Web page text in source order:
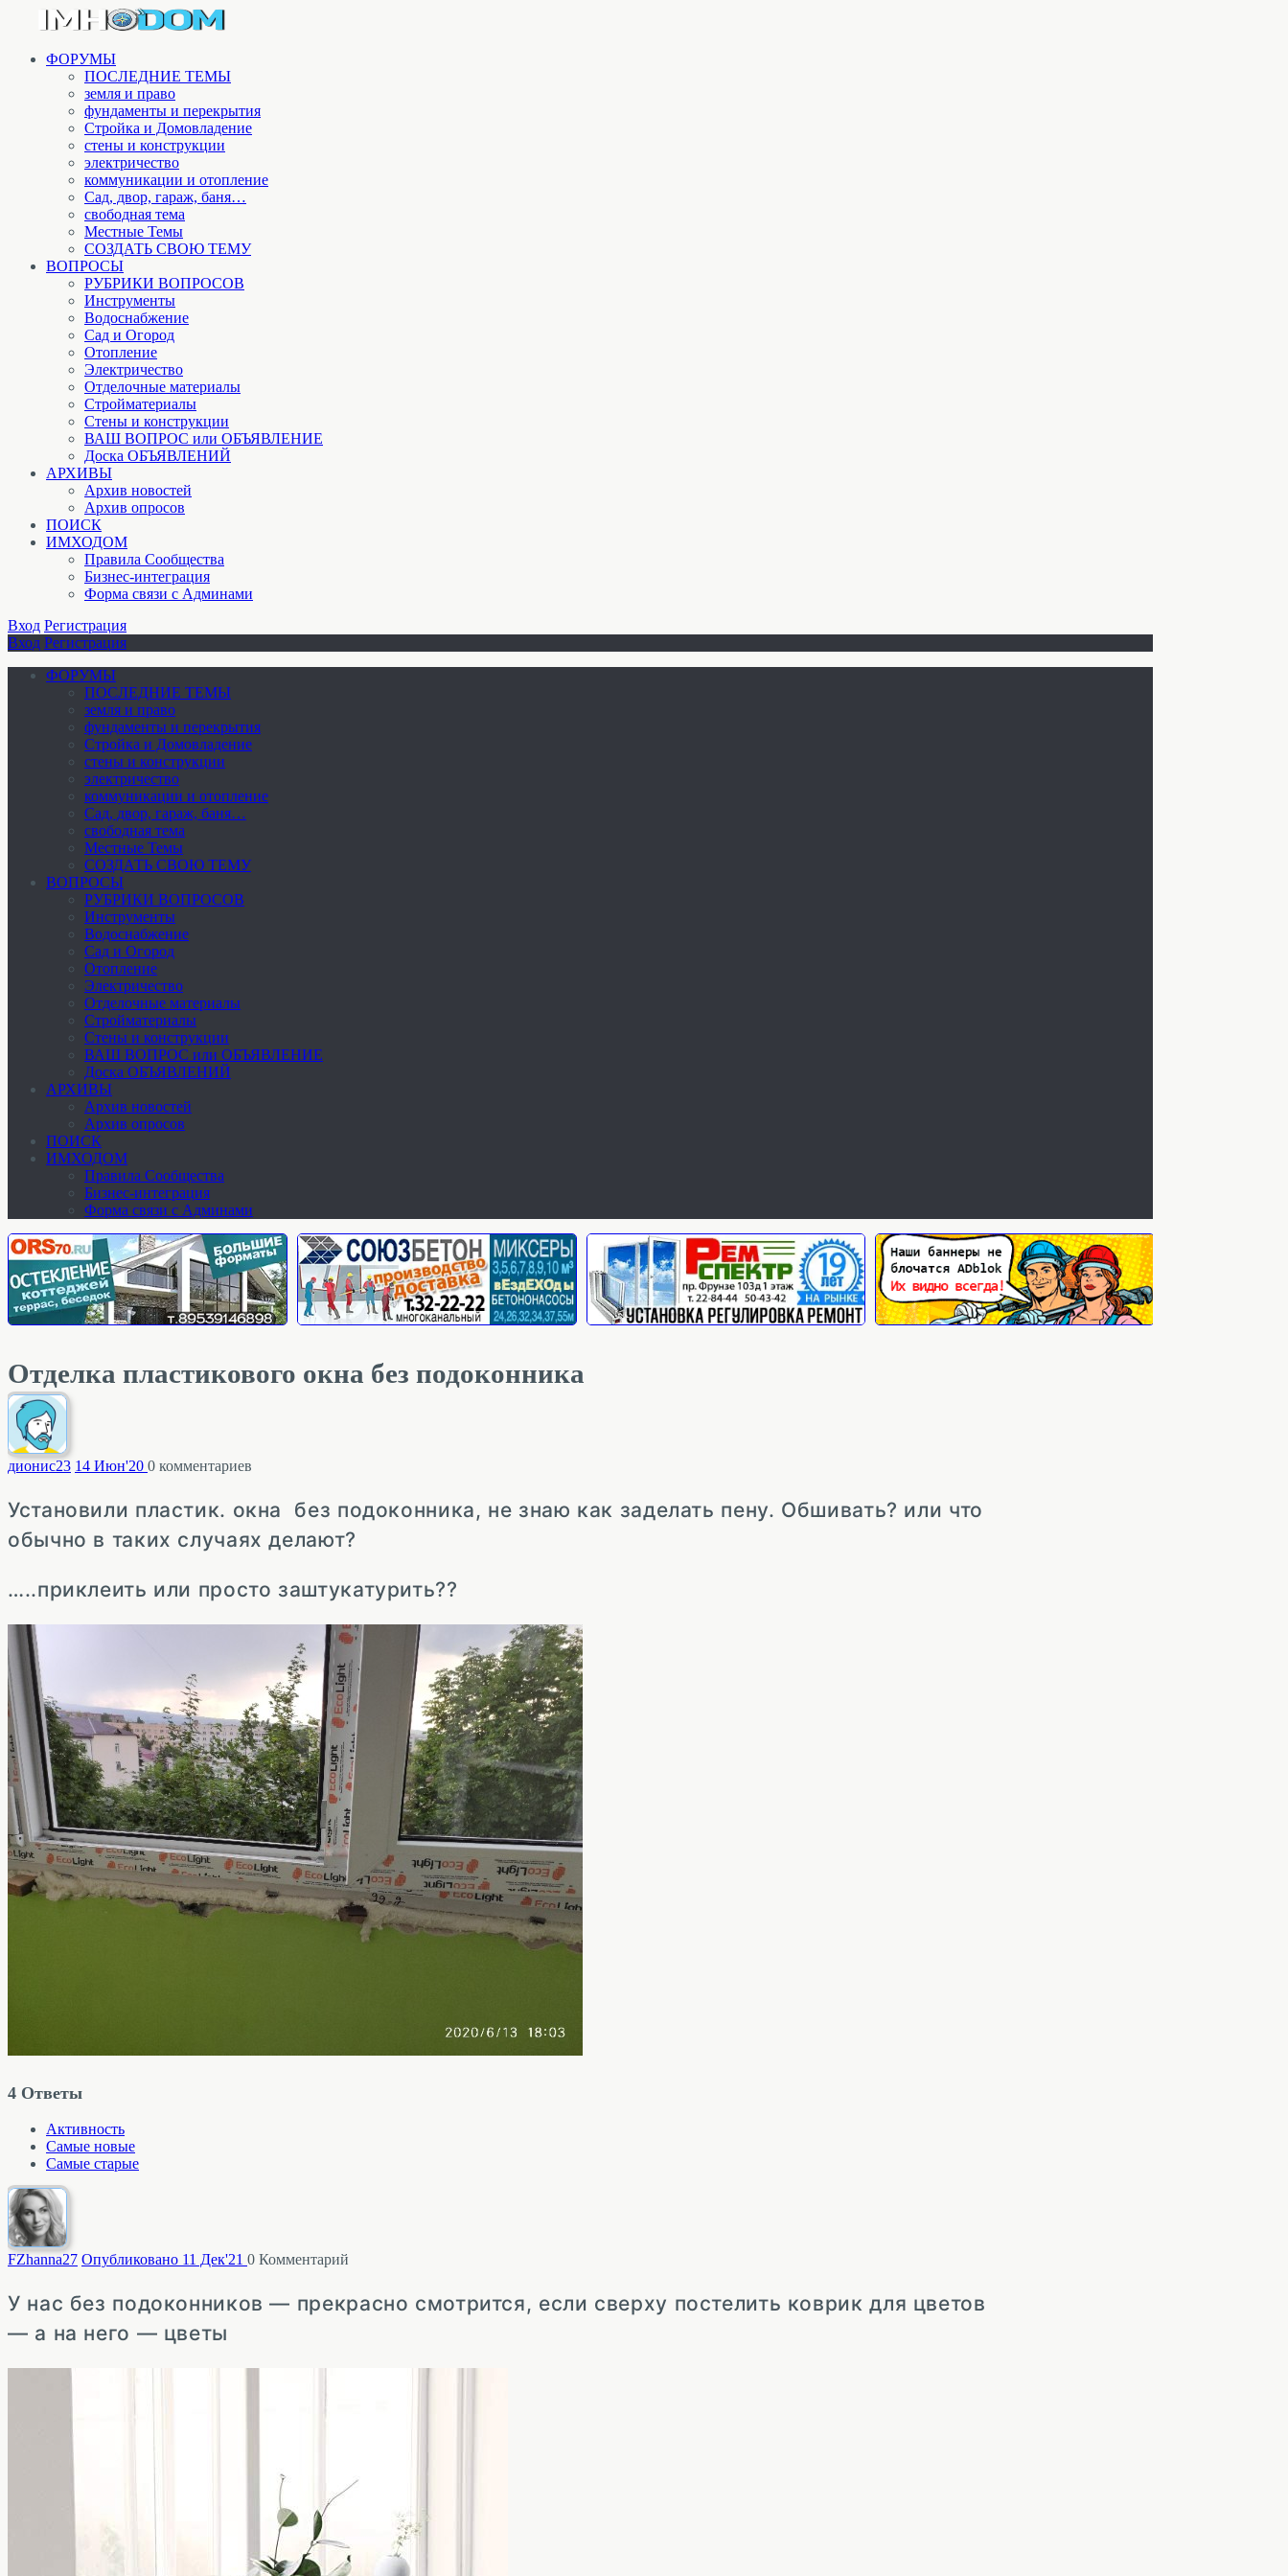
ФОРУМЫ
ПОСЛЕДНИЕ ТЕМЫ
земля и право
фундаменты и перекрытия
Стройка и Домовладение
стены и конструкции
электричество
коммуникации и отопление
Cад, двор, гараж, баня…
свободная тема
Местные Темы
СОЗДАТЬ СВОЮ ТЕМУ
ВОПРОСЫ
РУБРИКИ ВОПРОСОВ
Инструменты
Водоснабжение
Сад и Огород
Отопление
Электричество
Отделочные материалы
Стройматериалы
Стены и конструкции
ВАШ ВОПРОС или ОБЪЯВЛЕНИЕ
Доска ОБЪЯВЛЕНИЙ
АРХИВЫ
Архив новостей
Архив опросов
ПОИСК
ИМХОДОМ
Правила Сообщества
Бизнес-интеграция
Форма связи с Админами
Вход Регистрация
Вход Регистрация
ФОРУМЫ
ПОСЛЕДНИЕ ТЕМЫ
земля и право
фундаменты и перекрытия
Стройка и Домовладение
стены и конструкции
электричество
коммуникации и отопление
Cад, двор, гараж, баня…
свободная тема
Местные Темы
СОЗДАТЬ СВОЮ ТЕМУ
ВОПРОСЫ
РУБРИКИ ВОПРОСОВ
Инструменты
Водоснабжение
Сад и Огород
Отопление
Электричество
Отделочные материалы
Стройматериалы
Стены и конструкции
ВАШ ВОПРОС или ОБЪЯВЛЕНИЕ
Доска ОБЪЯВЛЕНИЙ
АРХИВЫ
Архив новостей
Архив опросов
ПОИСК
ИМХОДОМ
Правила Сообщества
Бизнес-интеграция
Форма связи с Админами
Отделка пластикового окна без подоконника
дионис23 14 Июн'20 0 комментариев
Установили пластик. окна без подоконника, не знаю как заделать пену. Обшивать? или что
обычно в таких случаях делают?
…..приклеить или просто заштукатурить??
4 Ответы
Активность
Самые новые
Самые старые
FZhanna27 Опубликовано 11 Дек'21 0 Комментарий
У нас без подоконников — прекрасно смотрится, если сверху постелить коврик для цветов
— а на него — цветы